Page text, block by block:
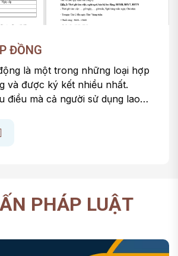
ĐỒNG
là một trong những loại hợp
và được ký kết nhiều nhất.
điều mà cả người sử dụng lao
động dẫn đến việc hợp đồng bị
PHÁP LUẬT